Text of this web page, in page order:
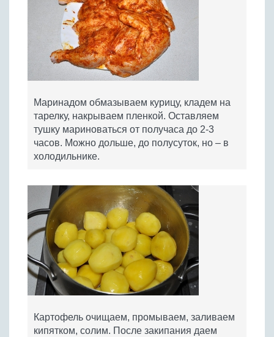
Маринадом обмазываем курицу, кладем на
тарелку, накрываем пленкой. Оставляем
тушку мариноваться от получаса до 2-3
часов. Можно дольше, до полусуток, но – в
холодильнике.
Картофель очищаем, промываем, заливаем
кипятком, солим. После закипания даем